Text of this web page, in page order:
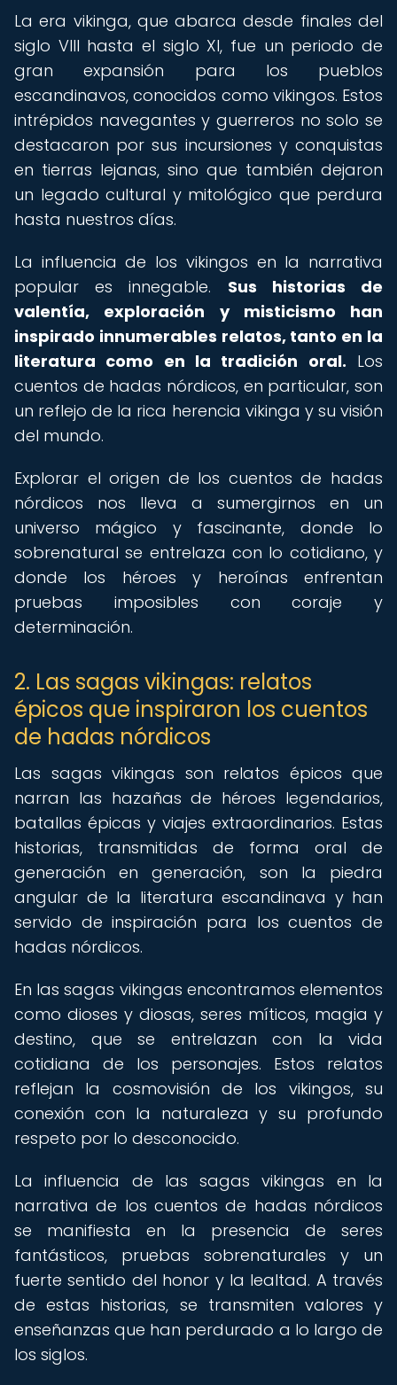
La era vikinga, que abarca desde finales del
siglo VIII hasta el siglo XI, fue un periodo de
gran expansión para los pueblos
escandinavos, conocidos como vikingos. Estos
intrépidos navegantes y guerreros no solo se
destacaron por sus incursiones y conquistas
en tierras lejanas, sino que también dejaron
un legado cultural y mitológico que perdura
hasta nuestros días.
La influencia de los vikingos en la narrativa
popular es innegable. Sus historias de
valentía, exploración y misticismo han
inspirado innumerables relatos, tanto en la
literatura como en la tradición oral. Los
cuentos de hadas nórdicos, en particular, son
un reflejo de la rica herencia vikinga y su visión
del mundo.
Explorar el origen de los cuentos de hadas
nórdicos nos lleva a sumergirnos en un
universo mágico y fascinante, donde lo
sobrenatural se entrelaza con lo cotidiano, y
donde los héroes y heroínas enfrentan
pruebas imposibles con coraje y
determinación.
2. Las sagas vikingas: relatos
épicos que inspiraron los cuentos
de hadas nórdicos
Las sagas vikingas son relatos épicos que
narran las hazañas de héroes legendarios,
batallas épicas y viajes extraordinarios. Estas
historias, transmitidas de forma oral de
generación en generación, son la piedra
angular de la literatura escandinava y han
servido de inspiración para los cuentos de
hadas nórdicos.
En las sagas vikingas encontramos elementos
como dioses y diosas, seres míticos, magia y
destino, que se entrelazan con la vida
cotidiana de los personajes. Estos relatos
reflejan la cosmovisión de los vikingos, su
conexión con la naturaleza y su profundo
respeto por lo desconocido.
La influencia de las sagas vikingas en la
narrativa de los cuentos de hadas nórdicos
se manifiesta en la presencia de seres
fantásticos, pruebas sobrenaturales y un
fuerte sentido del honor y la lealtad. A través
de estas historias, se transmiten valores y
enseñanzas que han perdurado a lo largo de
los siglos.